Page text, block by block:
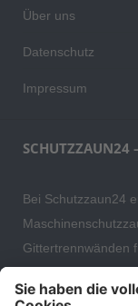
Über uns
Datenschutz
Impressum
SCHUTZZAUN24
Bei Schutzzaun24
Gittertrennwänden
hochwertige